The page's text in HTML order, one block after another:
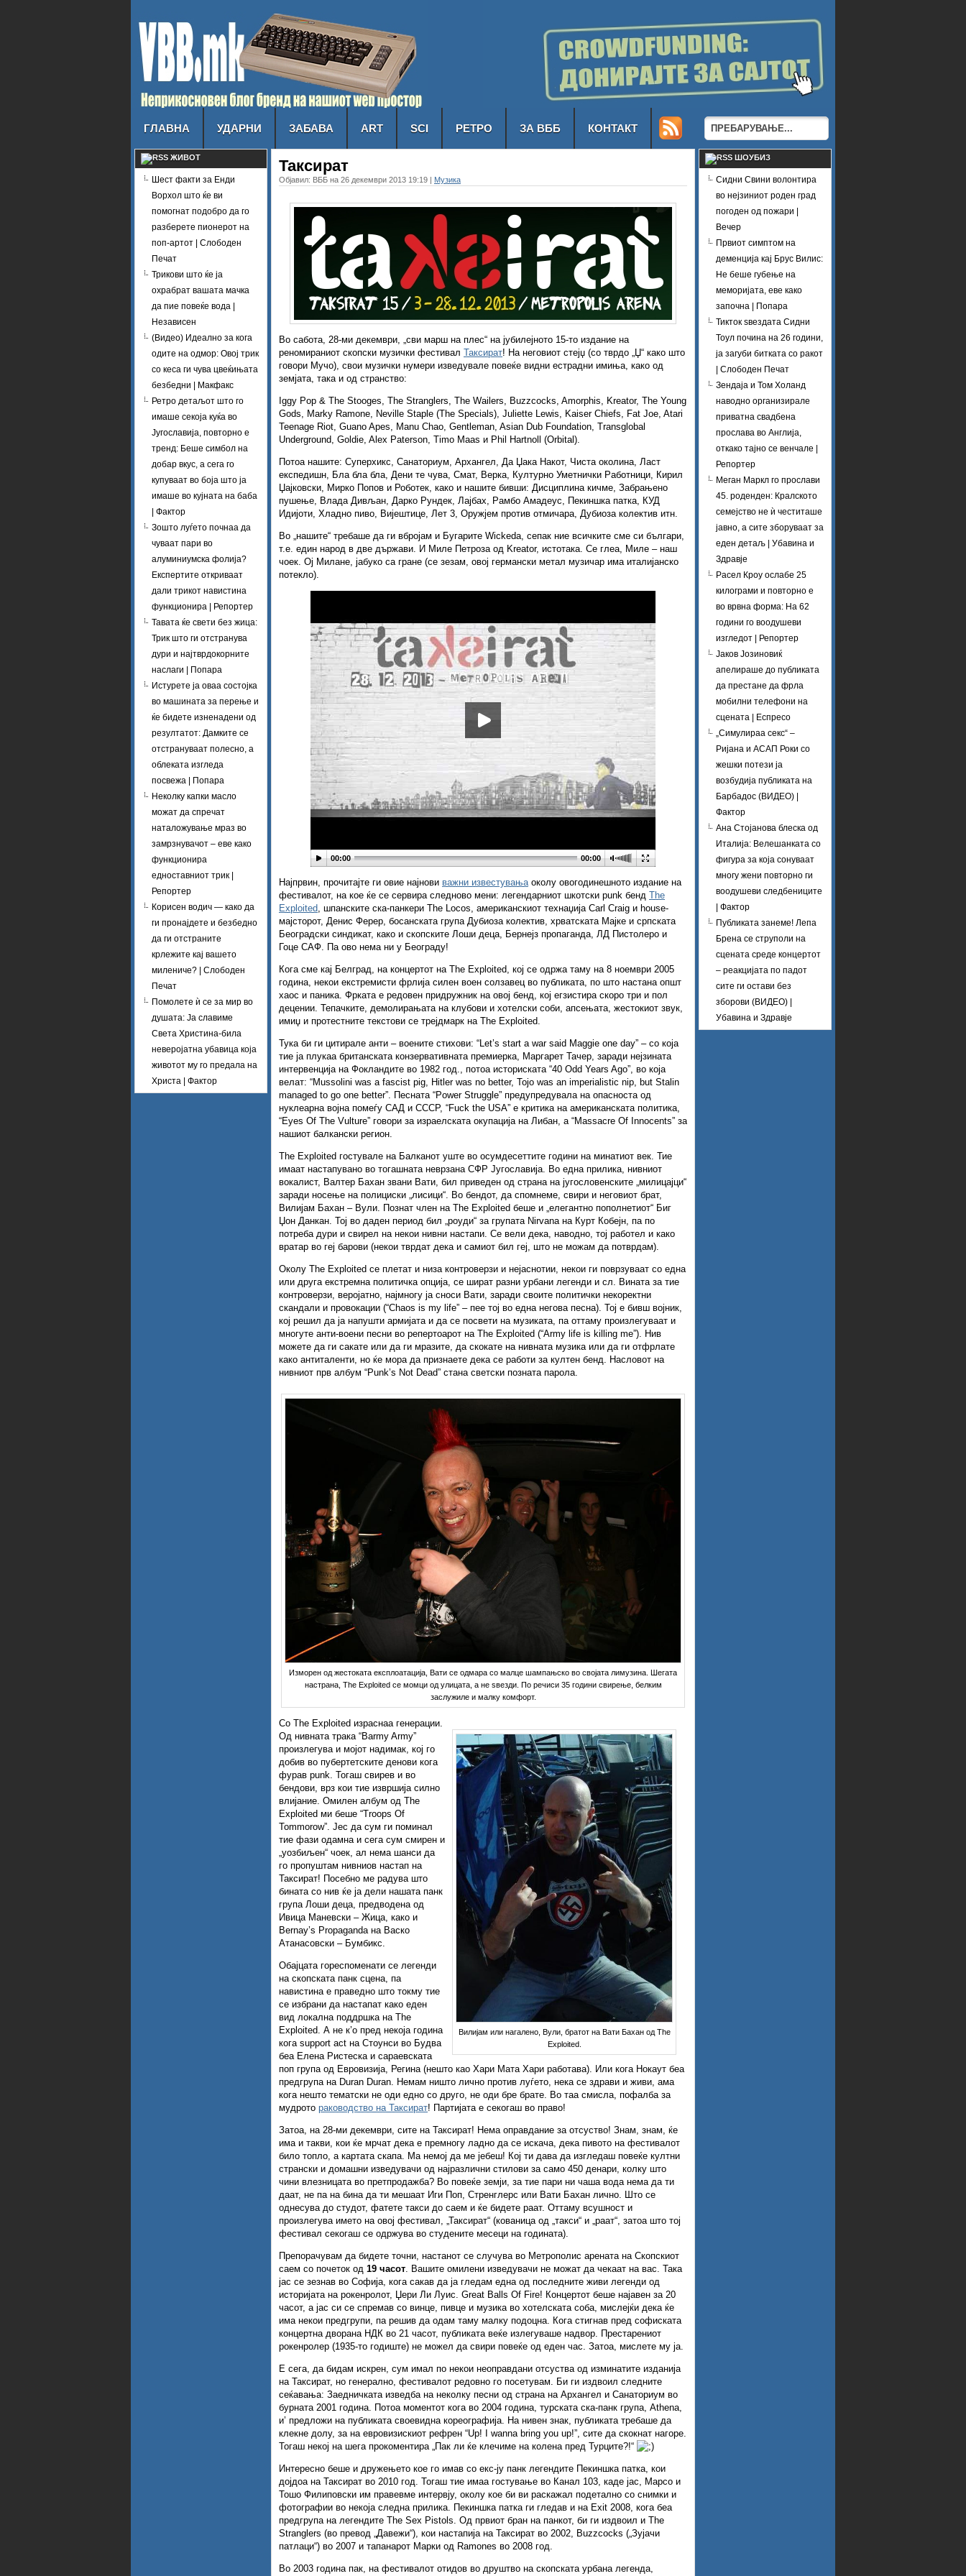
ГЛАВНА УДАРНИ ЗАБАВА ART SCI РЕТРО ЗА ВББ КОНТАКТ
ЖИВОТ
Шест факти за Енди
Ворхол што ќе ви
помогнат подобро да го
разберете пионерот на
поп-артот | Слободен
Печат
Трикови што ќе ја
охрабрат вашата мачка
да пие повеќе вода |
Независен
(Видео) Идеално за кога
одите на одмор: Овој трик
со кеса ги чува цвеќињата
безбедни | Макфакс
Ретро детаљот што го
имаше секоја куќа во
Југославија, повторно е
тренд: Беше симбол на
добар вкус, а сега го
купуваат во боја што ја
имаше во кујната на баба
| Фактор
Зошто луѓето почнаа да
чуваат пари во
алуминиумска фолија?
Експертите откриваат
дали трикот навистина
функционира | Репортер
Тавата ќе свети без жица:
Трик што ги отстранува
дури и најтврдокорните
наслаги | Попара
Истурете ја оваа состојка
во машината за перење и
ќе бидете изненадени од
резултатот: Дамките се
отстрануваат полесно, а
облеката изгледа
посвежа | Попара
Неколку капки масло
можат да спречат
наталожување мраз во
замрзнувачот – еве како
функционира
едноставниот трик |
Репортер
Корисен водич — како да
ги пронајдете и безбедно
да ги отстраните
крлежите кај вашето
милениче? | Слободен
Печат
Помолете ѝ се за мир во
душата: Ја славиме
Света Христина-била
неверојатна убавица која
животот му го предала на
Христа | Фактор
Таксират
Објавил: ВББ на 26 декември 2013 19:19 | Музика
Во сабота, 28-ми декември, „сви марш на плес“ на јубилејното 15-то издание на
реномираниот скопски музички фестивал Таксират! На неговиот стејџ (со тврдо „Џ“ како што
говори Мучо), свои музички нумери изведувале повеќе видни естрадни имиња, како од
земјата, така и од странство:
Iggy Pop & The Stooges, The Stranglers, The Wailers, Buzzcocks, Amorphis, Kreator, The Young
Gods, Marky Ramone, Neville Staple (The Specials), Juliette Lewis, Kaiser Chiefs, Fat Joe, Atari
Teenage Riot, Guano Apes, Manu Chao, Gentleman, Asian Dub Foundation, Transglobal
Underground, Goldie, Alex Paterson, Timo Maas и Phil Hartnoll (Orbital).
Потоа нашите: Суперхикс, Санаториум, Архангел, Да Џака Накот, Чиста околина, Ласт
експедишн, Бла бла бла, Дени те чува, Смат, Верка, Културно Уметнички Работници, Кирил
Џајковски, Мирко Попов и Роботек, како и нашите бивши: Дисциплина кичме, Забрањено
пушење, Влада Дивљан, Дарко Рундек, Лајбах, Рамбо Амадеус, Пекиншка патка, КУД
Идијоти, Хладно пиво, Вијештице, Лет 3, Оружјем против отмичара, Дубиоза колектив итн.
Во „нашите“ требаше да ги вбројам и Бугарите Wickeda, сепак ние всичките сме си българи,
т.е. един народ в две държави. И Миле Петроза од Kreator, истотака. Се глеа, Миле – наш
чоек. Ој Милане, јабуко са гране (се зезам, овој германски метал музичар има италијанско
потекло).
00:00 00:00
Најпрвин, прочитајте ги овие најнови важни известувањаоколу овогодинешното издание на
фестивалот, на кое ќе се сервира следново мени: легендарниот шкотски punk бенд The
Exploited, шпанските ска-панкери The Locos, американскиот технаџија Carl Craig и house-
мајсторот, Денис Ферер, босанската група Дубиоза колектив, хрватската Мајке и српската
Београдски синдикат, како и скопските Лоши деца, Бернејз пропаганда, ЛД Пистолеро и
Гоце САФ. Па ово нема ни у Београду!
Кога сме кај Белград, на концертот на The Exploited, кој се одржа таму на 8 ноември 2005
година, некои екстремисти фрлија силен воен солзавец во публиката, по што настана општ
хаос и паника. Фрката е редовен придружник на овој бенд, кој егзистира скоро три и пол
децении. Тепачките, демолирањата на клубови и хотелски соби, апсењата, жестокиот звук,
имиџ и протестните текстови се трејдмарк на The Exploited.
Тука би ги цитирале анти – воените стихови: “Let’s start a war said Maggie one day” – со која
тие ја плукаа британската конзервативната премиерка, Маргарет Тачер, заради нејзината
интервенција на Фокландите во 1982 год., потоа историската “40 Odd Years Ago”, во која
велат: “Mussolini was a fascist pig, Hitler was no better, Tojo was an imperialistic nip, but Stalin
managed to go one better”. Песната “Power Struggle” предупредувала на опасноста од
нуклеарна војна помеѓу САД и СССР, “Fuck the USA” е критика на американската политика,
“Eyes Of The Vulture” говори за израелската окупација на Либан, а “Massacre Of Innocents” за
нашиот балкански регион.
The Exploited гостувале на Балканот уште во осумдесеттите години на минатиот век. Тие
имаат настапувано во тогашната неврзана СФР Југославија. Во една прилика, нивниот
вокалист, Валтер Бахан звани Вати, бил приведен од страна на југословенските „милицајци“
заради носење на полициски „лисици“. Во бендот, да спомнеме, свири и неговиот брат,
Вилијам Бахан – Вули. Познат член на The Exploited беше и „елегантно пополнетиот“ Биг
Џон Данкан. Тој во даден период бил „роуди“ за групата Nirvana на Курт Кобејн, па по
потреба дури и свирел на некои нивни настапи. Се вели дека, наводно, тој работел и како
вратар во геј барови (некои тврдат дека и самиот бил геј, што не можам да потврдам).
Околу The Exploited се плетат и низа контроверзи и нејаснотии, некои ги поврзуваат со една
или друга екстремна политичка опција, се шират разни урбани легенди и сл. Вината за тие
контроверзи, веројатно, најмногу ја сноси Вати, заради своите политички некоректни
скандали и провокации (“Chaos is my life” – пее тој во една негова песна). Тој е бивш војник,
кој решил да ја напушти армијата и да се посвети на музиката, па оттаму произлегуваат и
многуте анти-воени песни во репертоарот на The Exploited (“Army life is killing me”). Нив
можете да ги сакате или да ги мразите, да скокате на нивната музика или да ги отфрлате
како антиталенти, но ќе мора да признаете дека се работи за култен бенд. Насловот на
нивниот прв албум “Punk’s Not Dead” стана светски позната парола.
Изморен од жестоката експлоатација, Вати се одмара со малце шампањско во својата лимузина. Шегата
настрана, The Exploited се момци од улицата, а не ѕвезди. По речиси 35 години свирење, белким
заслужиле и малку комфорт.
Вилијам или нагалено, Вули, братот на Вати Бахан од The
Exploited.
Со The Exploited израснаа генерации.
Од нивната трака “Barmy Army”
произлегува и мојот надимак, кој го
добив во пубертетските денови кога
фурав punk. Тогаш свирев и во
бендови, врз кои тие извршија силно
влијание. Омилен албум од The
Exploited ми беше “Troops Of
Tommorow”. Јес да сум ги поминал
тие фази одамна и сега сум смирен и
„уозбиљен“ чоек, ал нема шанси да
го пропуштам нивниов настап на
Таксират! Посебно ме радува што
бината со нив ќе ја дели нашата панк
група Лоши деца, предводена од
Ивица Маневски – Жица, како и
Bernay’s Propaganda на Васко
Атанасовски – Бумбикс.
Обајцата гореспоменати се легенди
на скопската панк сцена, па
навистина е праведно што токму тие
се избрани да настапат како еден
вид локална поддршка на The
Exploited. А не к’о пред некоја година
кога support act на Стоунси во Будва
беа Елена Ристеска и сараевската
поп група од Евровизија, Регина (нешто као Хари Мата Хари работава). Или кога Нокаут беа
предгрупа на Duran Duran. Немам ништо лично против луѓето, нека се здрави и живи, ама
кога нешто тематски не оди едно со друго, не оди бре брате. Во таа смисла, пофалба за
мудрото раководство на Таксират! Партијата е секогаш во право!
Затоа, на 28-ми декември, сите на Таксират! Нема оправдание за отсуство! Знам, знам, ќе
има и такви, кои ќе мрчат дека е премногу ладно да се искача, дека пивото на фестивалот
било топло, а картата скапа. Ма немој да ме јебеш! Кој ти дава да изгледаш повеќе култни
странски и домашни изведувачи од најразлични стилови за само 450 денари, колку што
чини влезницата во претпродажба? Во повеќе земји, за тие пари ни чаша вода нема да ти
даат, не па на бина да ти мешаат Иги Поп, Стренглерс или Вати Бахан лично. Што се
однесува до студот, фатете такси до саем и ќе бидете раат. Оттаму всушност и
произлегува името на овој фестивал, „Таксират“ (кованица од „такси“ и „раат“, затоа што тој
фестивал секогаш се одржува во студените месеци на годината).
Препорачувам да бидете точни, настанот се случува во Метрополис арената на Скопскиот
саем со почеток од 19 часот . Вашите омилени изведувачи не можат да чекаат на вас. Така
јас се зезнав во Софија, кога сакав да ја гледам една од последните живи легенди од
историјата на рокенролот, Џери Ли Луис. Great Balls Of Fire! Концертот беше најавен за 20
часот, а јас си се спремав со винце, пивце и музика во хотелската соба, мислејќи дека ќе
има некои предгрупи, па решив да одам таму малку подоцна. Кога стигнав пред софиската
концертна дворана НДК во 21 часот, публиката веќе излегуваше надвор. Престарениот
рокенролер (1935-то годиште) не можел да свири повеќе од еден час. Затоа, мислете му ја.
Е сега, да бидам искрен, сум имал по некои неоправдани отсуства од изминатите изданија
на Таксират, но генерално, фестивалот редовно го посетувам. Би ги издвоил следните
сеќавања: Заедничката изведба на неколку песни од страна на Архангел и Санаториум во
бурната 2001 година. Потоа моментот кога во 2004 година, турската ска-панк група, Athena,
и’ предложи на публиката своевидна кореографија. На нивен знак, публиката требаше да
клекне долу, за на евровизискиот рефрен “Up! I wanna bring you up!”, сите да скокнат нагоре.
Тогаш некој на шега прокоментира „Пак ли ќе клечиме на колена пред Турците?!“
Интересно беше и дружењето кое го имав со екс-ју панк легендите Пекиншка патка, кои
дојдоа на Таксират во 2010 год. Тогаш тие имаа гостување во Канал 103, каде јас, Марсо и
Тошо Филиповски им правевме интервју, околу кое би ви раскажал подетално со снимки и
фотографии во некоја следна прилика. Пекиншка патка ги гледав и на Exit 2008, кога беа
предгрупа на легендите The Sex Pistols. Од првиот бран на панкот, би ги издвоил и The
Stranglers (во превод „Давежи“), кои настапија на Таксират во 2002, Buzzcocks („Зујачи
патлаци“) во 2007 и тапанарот Марки од Ramones во 2008 год.
Во 2003 година пак, на фестивалот отидов во друштво на скопската урбана легенда,
ШОУБИЗ
Сидни Свини волонтира
во нејзиниот роден град
погоден од пожари |
Вечер
Првиот симптом на
деменција кај Брус Вилис:
Не беше губење на
меморијата, еве како
започна | Попара
Тикток ѕвездата Сидни
Тоул почина на 26 години,
ја загуби битката со ракот
| Слободен Печат
Зендаја и Том Холанд
наводно организирале
приватна свадбена
прослава во Англија,
откако тајно се венчале |
Репортер
Меган Маркл го прослави
45. роденден: Кралското
семејство не ѝ честиташе
јавно, а сите зборуваат за
еден детаљ | Убавина и
Здравје
Расел Кроу ослабе 25
килограми и повторно е
во врвна форма: На 62
години го воодушеви
изгледот | Репортер
Јаков Јозиновиќ
апелираше до публиката
да престане да фрла
мобилни телефони на
сцената | Еспресо
„Симулираа секс“ –
Ријана и АСАП Роки со
жешки потези ја
возбудија публиката на
Барбадос (ВИДЕО) |
Фактор
Ана Стојанова блеска од
Италија: Велешанката со
фигура за која сонуваат
многу жени повторно ги
воодушеви следбениците
| Фактор
Публиката занеме! Лепа
Брена се струполи на
сцената среде концертот
– реакцијата по падот
сите ги остави без
зборови (ВИДЕО) |
Убавина и Здравје